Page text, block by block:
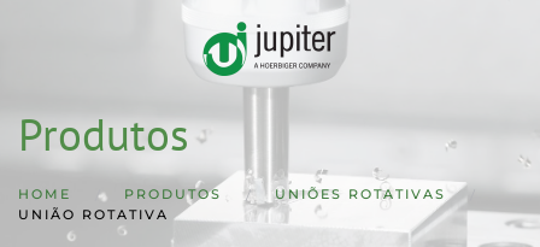
Skip to main content
Produtos
HOME PRODUTOS
UNIÕES ROTATIVAS
UNIÃO ROTATIVA